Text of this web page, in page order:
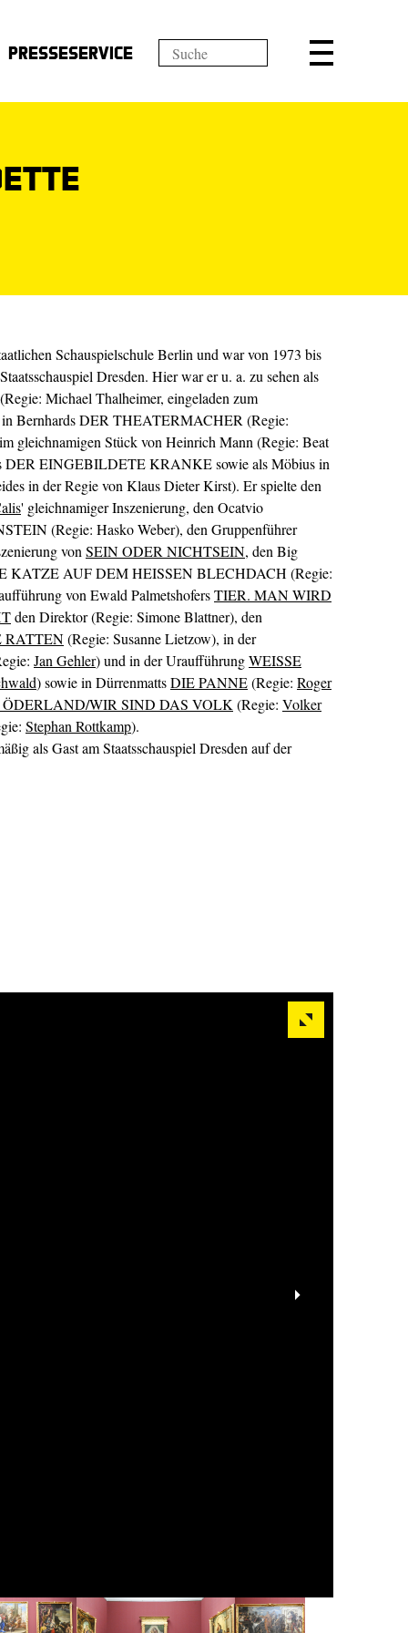
Presseservice
Schauspielschule Berlin und war von 1973 bis
Dresden. Hier war er u. a. zu sehen als
Michael Thalheimer, eingeladen zum
in Bernhards DER THEATERMACHER (Regie:
gleichnamigen Stück von Heinrich Mann (Regie: Beat
DER EINGEBILDETE KRANKE sowie als Möbius in
in der Regie von Klaus Dieter Kirst). Er spielte den
' gleichnamiger Inszenierung, den Ocatvio
(Regie: Hasko Weber), den Gruppenführer
von SEIN ODER NICHTSEIN, den Big
KATZE AUF DEM HEISSEN BLECHDACH (Regie:
von Ewald PalmetshofersTIER. MAN WIRD
den Direktor (Regie: Simone Blattner), den
RATTEN(Regie: Susanne Lietzow), in der
Jan Gehler) und in der UraufführungWEISSE
) sowie in DürrenmattsDIE PANNE(Regie: Roger
WIR SIND DAS VOLK (Regie: Volker
Stephan Rottkamp).
als Gast am Staatsschauspiel Dresden auf der